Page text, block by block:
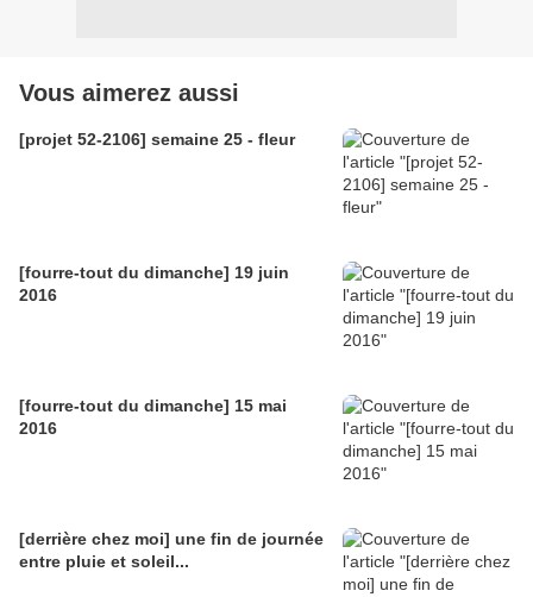
Vous aimerez aussi
[projet 52-2106] semaine 25 - fleur
[fourre-tout du dimanche] 19 juin
2016
[fourre-tout du dimanche] 15 mai
2016
[derrière chez moi] une fin de journée
entre pluie et soleil...